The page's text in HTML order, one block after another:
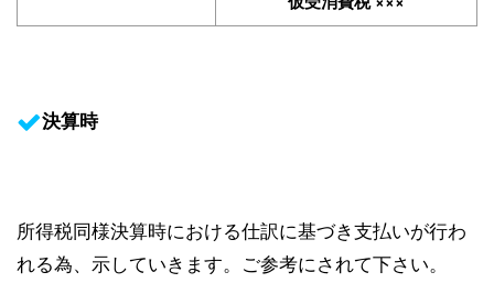
決算時
所得税同様決算時における仕訳に基づき支払いが行わ
れる為、示していきます。ご参考にされて下さい。